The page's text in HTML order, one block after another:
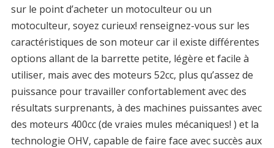
sur le point d’acheter un motoculteur ou un
motoculteur, soyez curieux! renseignez-vous sur les
caractéristiques de son moteur car il existe différentes
options allant de la barrette petite, légère et facile à
utiliser, mais avec des moteurs 52cc, plus qu’assez de
puissance pour travailler confortablement avec des
résultats surprenants, à des machines puissantes avec
des moteurs 400cc (de vraies mules mécaniques! ) et la
technologie OHV, capable de faire face avec succès aux